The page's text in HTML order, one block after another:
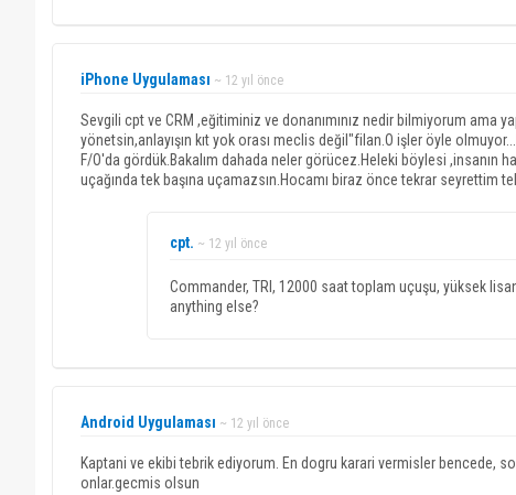
iPhone Uygulaması ~ 12 yıl önce
Sevgili cpt ve CRM ,eğitiminiz ve donanımınız nedir bilmiyorum ama
yönetsin,anlayışın kıt yok orası meclis değil"filan.O işler öyle
F/O'da gördük.Bakalım dahada neler görücez.Heleki böylesi ,insanın
uçağında tek başına uçamazsın.Hocamı biraz önce tekrar seyrettim
cpt. ~ 12 yıl önce
Commander, TRI, 12000 saat toplam uçuşu, yüksek
anything else?
Android Uygulaması ~ 12 yıl önce
Kaptani ve ekibi tebrik ediyorum. En dogru karari vermisler bencede,
onlar.gecmis olsun